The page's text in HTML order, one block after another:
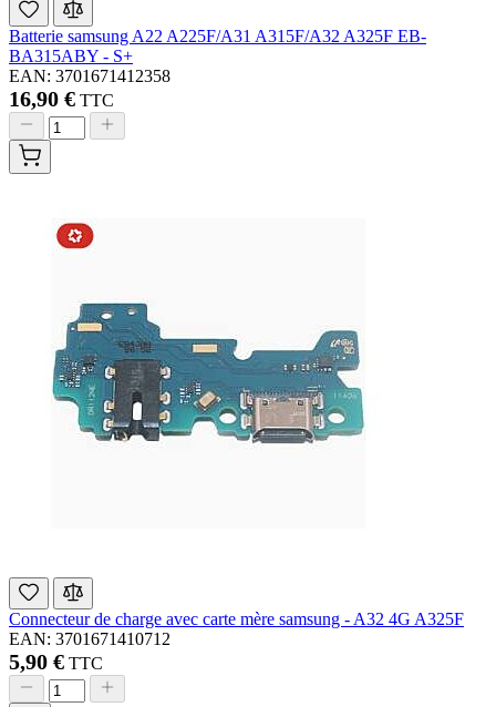
Batterie samsung A22 A225F/A31 A315F/A32 A325F EB-
BA315ABY - S+
EAN: 3701671412358
16,90 € TTC
Connecteur de charge avec carte mère samsung - A32 4G A325F
EAN: 3701671410712
5,90 € TTC